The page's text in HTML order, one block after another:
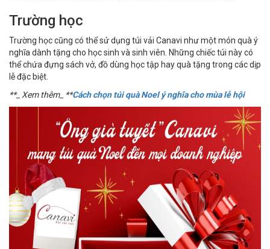
Trường học
Trường học cũng có thể sử dụng túi vải Canavi như một món quà ý
nghĩa dành tặng cho học sinh và sinh viên. Những chiếc túi này có
thể chứa đựng sách vở, đồ dùng học tập hay quà tặng trong các dịp
lễ đặc biệt.
**_ Xem thêm_ **Cách chọn túi quà Noel ý nghĩa cho mùa lễ hội